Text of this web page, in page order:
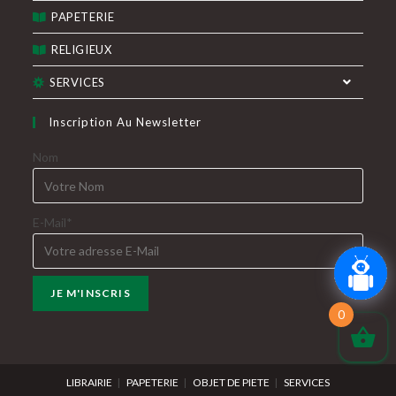
PAPETERIE
RELIGIEUX
SERVICES
Inscription Au Newsletter
Nom
E-Mail*
LIBRAIRIE PAPETERIE OBJET DE PIETE SERVICES
0